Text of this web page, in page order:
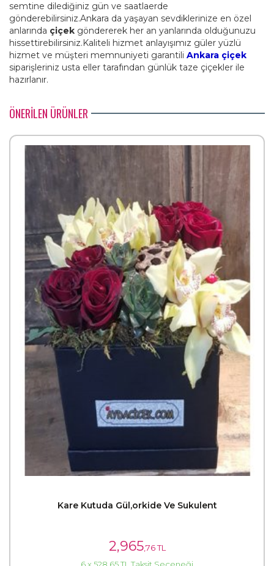
semtine dilediğiniz gün ve saatlaerde
gönderebilirsiniz.Ankara da yaşayan sevdiklerinize en özel
anlarında çiçek göndererek her an yanlarında olduğunuzu
hissettirebilirsiniz.Kaliteli hizmet anlayışımız güler yüzlü
hizmet ve müşteri memnuniyeti garantili Ankara çiçek
siparişleriniz usta eller tarafından günlük taze çiçekler ile
hazırlanır.
ÖNERİLEN ÜRÜNLER
Kare Kutuda Gül,orkide Ve Sukulent
2,965,76 TL